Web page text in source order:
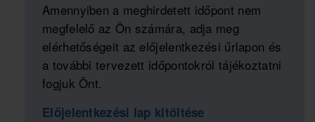
Amennyiben a meghirdetett időpont nem
megfelelő az Ön számára, adja meg
elérhetőségeit az előjelentkezési űrlapon és
a további tervezett időpontokról tájékoztatni
fogjuk Önt.
Előjelentkezési lap kitöltése